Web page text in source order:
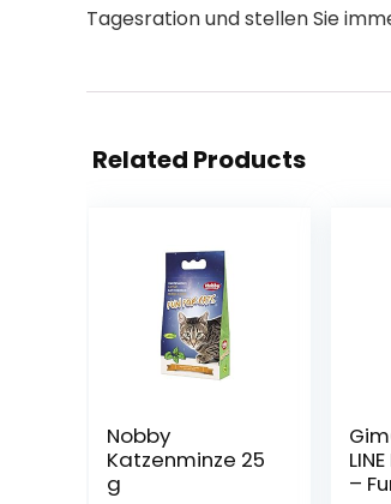
Tagesration und stellen Sie
Related Products
Nobby
Katzenminze 25
g
–